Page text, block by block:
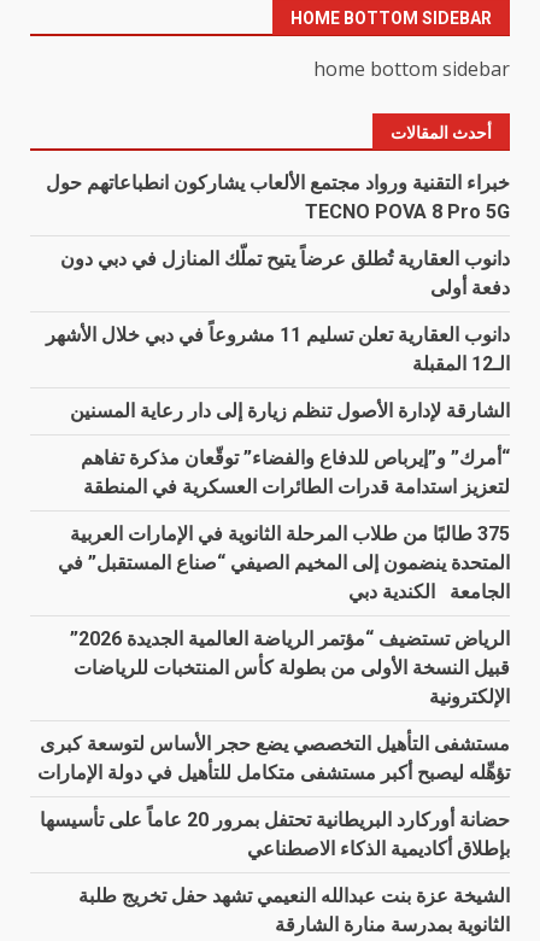
HOME BOTTOM SIDEBAR
home bottom sidebar
أحدث المقالات
خبراء التقنية ورواد مجتمع الألعاب يشاركون انطباعاتهم حول
TECNO POVA 8 Pro 5G
دانوب العقارية تُطلق عرضاً يتيح تملّك المنازل في دبي دون
دفعة أولى
دانوب العقارية تعلن تسليم 11 مشروعاً في دبي خلال الأشهر
الـ12 المقبلة
الشارقة لإدارة الأصول تنظم زيارة إلى دار رعاية المسنين
“أمرك” و”إيرباص للدفاع والفضاء” توقّعان مذكرة تفاهم
لتعزيز استدامة قدرات الطائرات العسكرية في المنطقة
375 طالبًا من طلاب المرحلة الثانوية في الإمارات العربية
المتحدة ينضمون إلى المخيم الصيفي “صناع المستقبل” في
الجامعة الكندية دبي
الرياض تستضيف “مؤتمر الرياضة العالمية الجديدة 2026”
قبيل النسخة الأولى من بطولة كأس المنتخبات للرياضات
الإلكترونية
مستشفى التأهيل التخصصي يضع حجر الأساس لتوسعة كبرى
تؤهِّله ليصبح أكبر مستشفى متكامل للتأهيل في دولة الإمارات
حضانة أوركارد البريطانية تحتفل بمرور 20 عاماً على تأسيسها
بإطلاق أكاديمية الذكاء الاصطناعي
الشيخة عزة بنت عبدالله النعيمي تشهد حفل تخريج طلبة
الثانوية بمدرسة منارة الشارقة